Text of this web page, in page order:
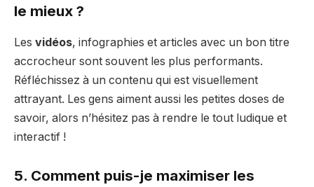
le mieux ?
Les vidéos, infographies et articles avec un bon titre
accrocheur sont souvent les plus performants.
Réfléchissez à un contenu qui est visuellement
attrayant. Les gens aiment aussi les petites doses de
savoir, alors n’hésitez pas à rendre le tout ludique et
interactif !
5. Comment puis-je maximiser les